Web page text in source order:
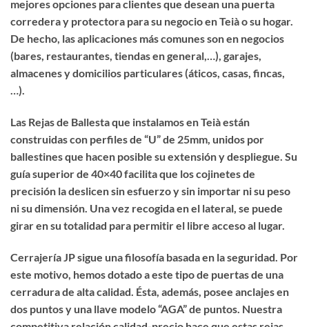
mejores opciones para clientes que desean una puerta
corredera y protectora para su negocio en Teià o su hogar.
De hecho, las aplicaciones más comunes son en negocios
(bares, restaurantes, tiendas en general,…), garajes,
almacenes y domicilios particulares (áticos, casas, fincas,
…).
Las Rejas de Ballesta que instalamos en Teià están
construidas con perfiles de “U” de 25mm, unidos por
ballestines que hacen posible su extensión y despliegue. Su
guía superior de 40×40 facilita que los cojinetes de
precisión la deslicen sin esfuerzo y sin importar ni su peso
ni su dimensión. Una vez recogida en el lateral, se puede
girar en su totalidad para permitir el libre acceso al lugar.
Cerrajería JP sigue una filosofía basada en la seguridad. Por
este motivo, hemos dotado a este tipo de puertas de una
cerradura de alta calidad. Ésta, además, posee anclajes en
dos puntos y una llave modelo “AGA” de puntos. Nuestra